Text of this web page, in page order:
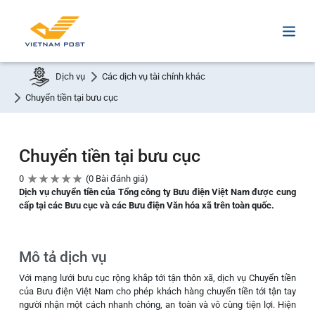
Dịch vụ
Các dịch vụ tài chính khác
Chuyển tiền tại bưu cục
Chuyển tiền tại bưu cục
0 ★★★★★ 0 Bài đánh giá
Dịch vụ chuyển tiền của Tổng công ty Bưu điện Việt Nam được cung
cấp tại các Bưu cục và các Bưu điện Văn hóa xã trên toàn quốc.
Mô tả dịch vụ
Với mạng lưới bưu cục rộng khắp tới tận thôn xã, dịch vụ Chuyển tiền
của Bưu điện Việt Nam cho phép khách hàng chuyển tiền tới tận tay
người nhận một cách nhanh chóng, an toàn và vô cùng tiện lợi. Hiện